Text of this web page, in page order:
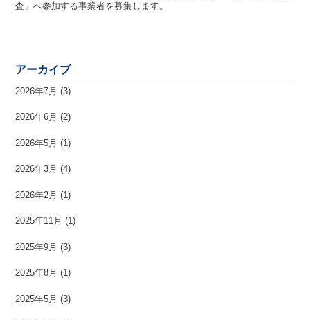
査」へ参加する事業者を募集します。
アーカイブ
2026年7月 (3)
2026年6月 (2)
2026年5月 (1)
2026年3月 (4)
2026年2月 (1)
2025年11月 (1)
2025年9月 (3)
2025年8月 (1)
2025年5月 (3)